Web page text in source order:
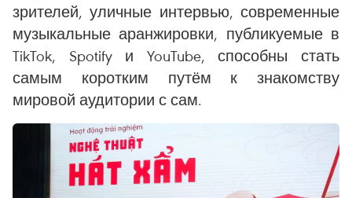
зрителей, уличные интервью, современные
музыкальные аранжировки, публикуемые в
TikTok, Spotify и YouTube, способны стать
самым коротким путём к знакомству
мировой аудитории с сам.